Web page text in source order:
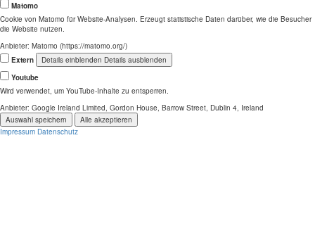
Matomo
Cookie von Matomo für Website-Analysen. Erzeugt statistische Daten darüber, wie die Besucher
die Website nutzen.
Anbieter: Matomo (https://matomo.org/)
Extern
Details einblenden Details ausblenden
Youtube
Wird verwendet, um YouTube-Inhalte zu entsperren.
Anbieter: Google Ireland Limited, Gordon House, Barrow Street, Dublin 4, Ireland
Auswahl speichern
Alle akzeptieren
Impressum Datenschutz